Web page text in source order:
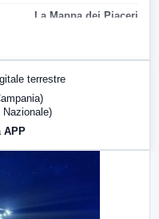
La Mappa dei Piaceri
LabNews (replica)
terrestre
Nazionale)
APP